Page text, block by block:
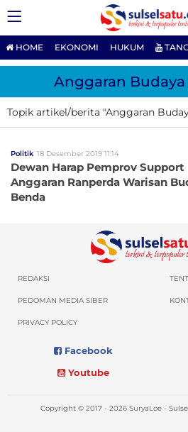
HOME EKONOMI HUKUM
Anggaran Budaya
Topik artikel/berita "Anggaran
Politik 18 Desember 2019 11:14
Dewan Harap Pemprov Support
Anggaran Ranperda Warisan
Benda
REDAKSI
PEDOMAN MEDIA SIBER
PRIVACY POLICY
Facebook
Youtube
Copyright © 2017 - 2026 SuryaLoe -